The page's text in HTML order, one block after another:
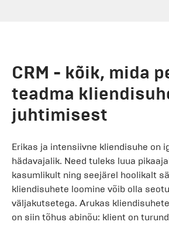
CRM - kõik, mida
teadma
juhtimisest
Erikas ja intensiivne kliendisuhe on
hädavajalik. Need tuleks luua
kasumlikult ning seejärel hoolikalt
kliendisuhete loomine võib olla
väljakutsetega. Arukas
on siin tõhus abinõu: klient on